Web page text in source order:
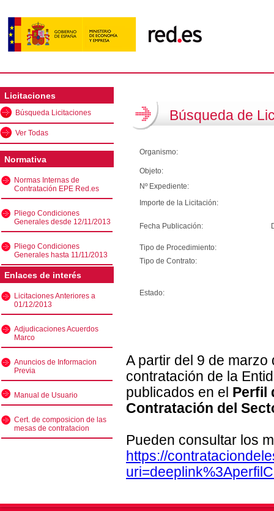
Licitaciones
Búsqueda Licitaciones
Ver Todas
Normativa
Normas Internas de
Contratación EPE Red.es
Pliego Condiciones
Generales desde 12/11/2013
Pliego Condiciones
Generales hasta 11/11/2013
Enlaces de interés
Licitaciones Anteriores a
01/12/2013
Adjudicaciones Acuerdos
Marco
Anuncios de Informacion
Previa
Manual de Usuario
Cert. de composicion de las
mesas de contratacion
Búsqueda de
Organismo:
Objeto:
Nº Expediente:
Importe de la Licitación:
Fecha Publicación:
Tipo de Procedimiento:
Tipo de Contrato:
Estado:
A partir del 9 de
contratación de la
publicados en el Perfil
Contratación del
Pueden consultar los
https://